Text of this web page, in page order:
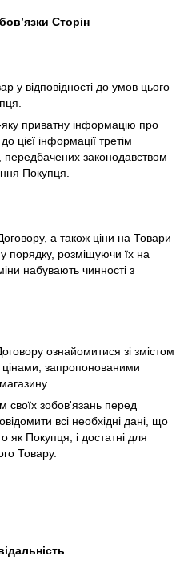
Сторін
у відповідності до умов цього
приватну інформацію про
цієї інформації третім
передбачених законодавством
Покупця.
а також ціни на Товари
порядку, розміщуючи їх на
набувають чинності з
ознайомитися зі змістом
запропонованими
зобов'язань перед
всі необхідні дані, що
як Покупця, і достатні для
Товару.